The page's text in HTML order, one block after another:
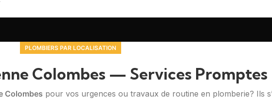
PLOMBIERS PAR LOCALISATION
Colombes — Services Promptes
Colombes pour vos urgences ou travaux de routine en plomberie? Ils